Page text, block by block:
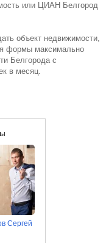
или ЦИАН Белгород
объект недвижимости,
формы максимально
Белгорода с
в месяц.
Сергей